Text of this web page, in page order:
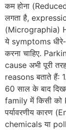
कम होना
लगता है,
(Micrographia)
ये symptoms
करना चाहिए.
cause अभी पूरी
reasons बताते हैं:
60 साल के बाद
family में किसी को
पर्यावरणीय कारण
chemicals या